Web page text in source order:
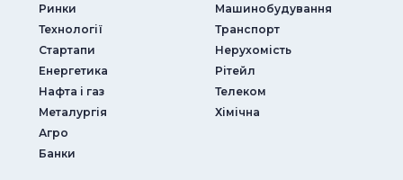
Ринки
Технології
Стартапи
Енергетика
Нафта і газ
Металургія
Агро
Банки
Машинобудування
Транспорт
Нерухомість
Рітейл
Телеком
Хімічна